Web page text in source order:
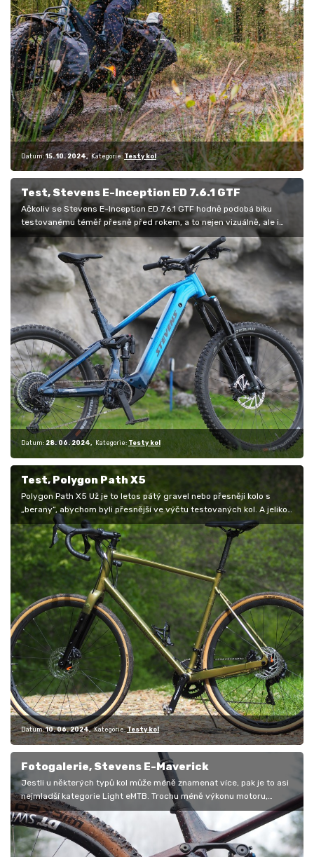
Datum: 15. 10. 2024 Kategorie: Testy kol
Test, Stevens E-Inception ED 7.6.1 GTF
Ačkoliv se Stevens E-Inception ED 7.6.1 GTF hodně podobá biku
testovanému téměř přesně před rokem, a to nejen vizuálně, ale i
jízdními…
Datum: 28. 06. 2024 Kategorie: Testy kol
Test, Polygon Path X5
Polygon Path X5 Už je to letos pátý gravel nebo přesněji kolo s
„berany“, abychom byli přesnější ve výčtu testovaných kol. A jelikož
máme…
Datum: 10. 06. 2024 Kategorie: Testy kol
Fotogalerie, Stevens E-Maverick
Jestli u některých typů kol může méně znamenat více, pak je to asi
nejmladší kategorie Light eMTB. Trochu méně výkonu motoru,
menší…